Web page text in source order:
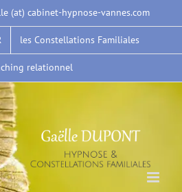
(at) cabinet-hypnose-vannes.com
les Constellations Familiales
relationnel